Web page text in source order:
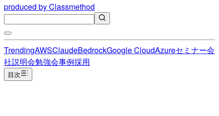
produced by Classmethod
TrendingAWSClaudeBedrockGoogle CloudAzureセミナー会
社説明会勉強会事例採用
目次